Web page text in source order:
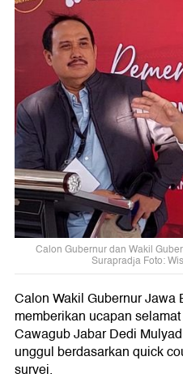
Calon Gubernur dan Wakil
Surapradja Foto:
Calon Wakil Gubernur Jawa
memberikan ucapan
Cawagub Jabar Dedi
unggul berdasarkan quick
survei.